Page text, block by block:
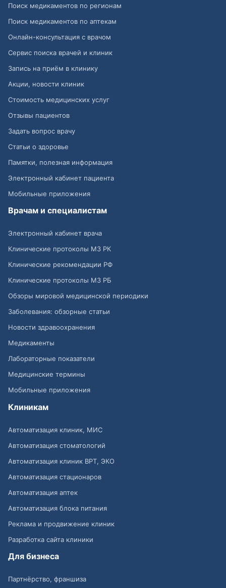
Поиск медикаментов по регионам
Поиск медикаментов по аптекам
Онлайн-консультация с врачом
Сервис поиска врачей и клиник
Запись на приём в клинику
Акции, новости клиник
Стоимость медицинских услуг
Отзывы пациентов
Задать вопрос врачу
Статьи о здоровье
Памятки, полезная информация
Электронный кабинет пациента
Мобильные приложения
Врачам и специалистам
Электронный кабинет врача
Клинические протоколы МЗ РК
Клинические рекомендации РФ
Клинические протоколы МЗ РБ
Обзоры мировой медицинской периодики
Заболевания: обзорные статьи
Новости здравоохранения
Медикаменты
Лабораторные показатели
Медицинские термины
Мобильные приложения
Клиникам
Автоматизация клиник, МИС
Автоматизация стоматологий
Автоматизация клиник ВРТ, ЭКО
Автоматизация стационаров
Автоматизация аптек
Автоматизация блока питания
Реклама и продвижение клиник
Разработка сайта клиники
Для бизнеса
Партнёрство, франшиза